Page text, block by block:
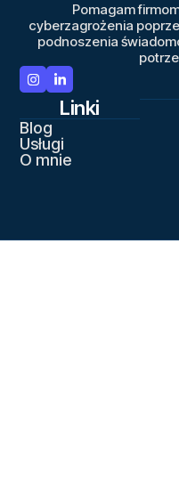
Pomagam
cyberzagrożenia
podnoszenia
Linki
Blog
Usługi
O mnie